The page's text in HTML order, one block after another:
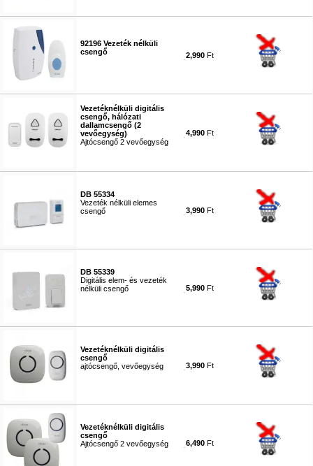
92196 Vezeték nélküli
csengő
2,990 Ft
Vezetéknélküli digitális
csengő, hálózati
dallamcsengő (2
vevőegység)
Ajtócsengő 2 vevőegység
4,990 Ft
DB 55334
Vezeték nélküli elemes
csengő
3,990 Ft
DB 55339
Digitális elem- és vezeték
nélküli csengő
5,990 Ft
Vezetéknélküli digitális
csengő
ajtócsengő, vevőegység
3,990 Ft
Vezetéknélküli digitális
csengő
Ajtócsengő 2 vevőegység
6,490 Ft